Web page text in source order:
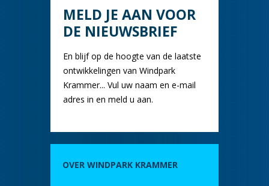
MELD JE AAN VOOR
DE NIEUWSBRIEF
En blijf op de hoogte van de laatste
ontwikkelingen van Windpark
Krammer... Vul uw naam en e-mail
adres in en meld u aan.
OVER WINDPARK KRAMMER